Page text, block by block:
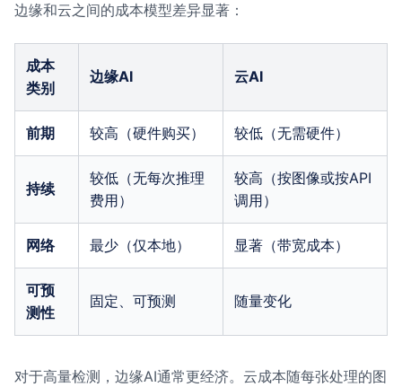
边缘和云之间的成本模型差异显著：
成本
类别
边缘AI 云AI
前期 较高（硬件购买） 较低（无需硬件）
持续
较低（无每次推理
费用）
较高（按图像或按API
调用）
网络 最少（仅本地） 显著（带宽成本）
可预
测性
固定、可预测 随量变化
对于高量检测，边缘AI通常更经济。云成本随每张处理的图